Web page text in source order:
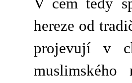
V čem tedy
hereze od
projevují v